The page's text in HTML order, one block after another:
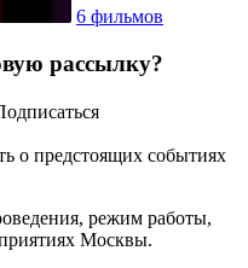
6 фильмов
рассылку?
о предстоящих событиях
режим работы,
Москвы.